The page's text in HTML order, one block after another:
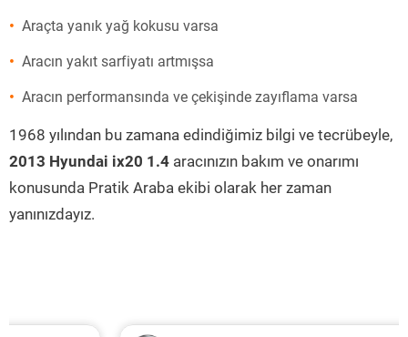
Araçta yanık yağ kokusu varsa
Aracın yakıt sarfiyatı artmışsa
Aracın performansında ve çekişinde zayıflama varsa
1968 yılından bu zamana edindiğimiz bilgi ve tecrübeyle,
2013 Hyundai ix20 1.4 aracınızın bakım ve onarımı
konusunda Pratik Araba ekibi olarak her zaman
yanınızdayız.